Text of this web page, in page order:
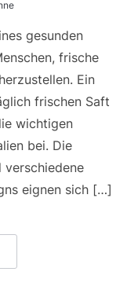
gesunden
frische
Ein
frischen Saft
wichtigen
bei. Die
verschiedene
eignen sich […]